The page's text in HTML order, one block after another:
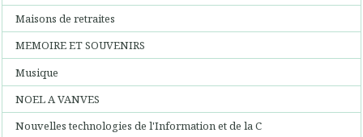
Maisons de retraites
MEMOIRE ET SOUVENIRS
Musique
NOEL A VANVES
Nouvelles technologies de l'Information et de la C